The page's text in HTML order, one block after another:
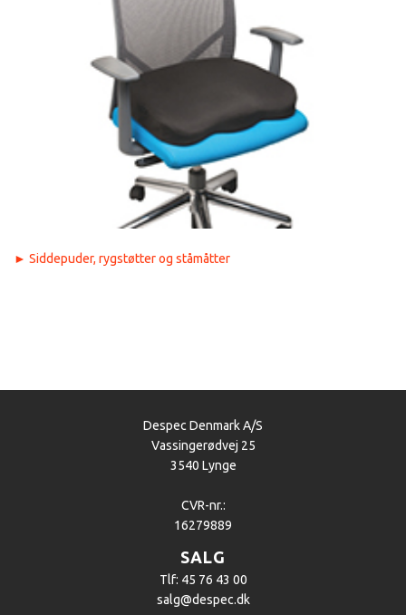
► Siddepuder, rygstøtter og ståmåtter
Despec Denmark A/S
Vassingerødvej 25
3540 Lynge
CVR-nr.:
16279889
SALG
Tlf: 45 76 43 00
salg@despec.dk